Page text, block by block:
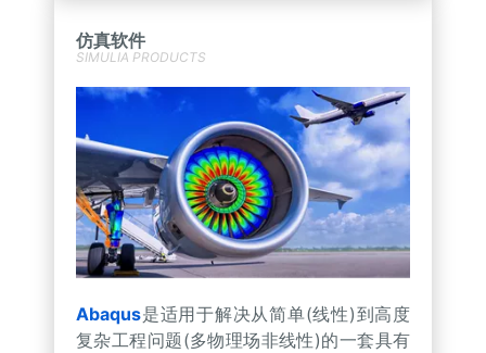
仿真软件
SIMULIA PRODUCTS
Abaqus是适用于解决从简单(线性)到高度
复杂工程问题(多物理场非线性)的一套具有